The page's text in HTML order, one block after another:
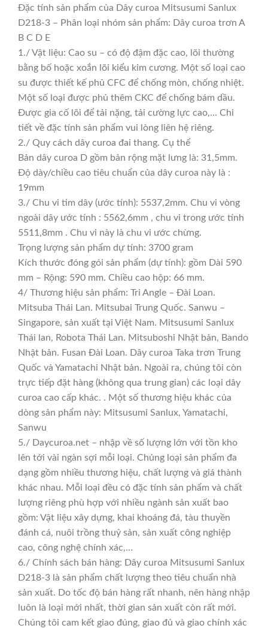
Đặc tính sản phẩm của Dây curoa Mitsusumi Sanlux
D218-3 – Phân loại nhóm sản phẩm: Dây curoa trơn A
B C D E
1./ Vật liệu: Cao su – có độ đậm đặc cao, lõi thường
bằng bố hoặc xoắn lõi kiểu kim cương. Một số loại cao
su được thiết kế phủ CFC để chống mòn, chống nhiệt.
Một số loại được phủ thêm CKC để chống bám dầu.
Được gia cố lõi để tải nặng, tải cường lực cao,… Chi
tiết về đặc tính sản phẩm vui lòng liên hệ riêng.
2./ Quy cách dây curoa đai thang. Cụ thể
Bản dây curoa D gồm bản rộng mặt lưng là: 31,5mm.
Độ dày/chiều cao tiêu chuẩn của dây curoa này là :
19mm
3./ Chu vi tim dây (ước tính): 5537,2mm. Chu vi vòng
ngoài dây ước tính : 5562,6mm , chu vi trong ước tính
5511,8mm . Chu vi này là chu vi ước chừng.
Trọng lượng sản phẩm dự tính: 3700 gram
Kích thước đóng gói sản phẩm (dự tính): gồm Dài 590
mm – Rộng: 590 mm. Chiều cao hộp: 66 mm.
4/ Thương hiệu sản phẩm: Tri Angle – Đài Loan.
Mitsuba Thái Lan. Mitsubai Trung Quốc. Sanwu –
Singapore, sản xuất tại Việt Nam. Mitsusumi Sanlux
Thái lan, Robota Thái Lan. Mitsuboshi Nhật bản, Bando
Nhật bản. Fusan Đài Loan. Dây curoa Taka trơn Trung
Quốc và Yamatachi Nhật bản. Ngoài ra, chúng tôi còn
trực tiếp đặt hàng (không qua trung gian) các loại dây
curoa cao cấp khác. . Một số thương hiệu khác của
dòng sản phẩm này: Mitsusumi Sanlux, Yamatachi,
Sanwu
5./ Daycuroa.net – nhập về số lượng lớn với tồn kho
lên tới vài ngàn sợi mỗi loại. Chủng loại sản phẩm đa
dạng gồm nhiều thương hiệu, chất lượng và giá thành
khác nhau. Mỗi loại đều có đặc tính sản phẩm và chất
lượng riêng phù hợp với nhiều ngành sản xuất bao
gồm: Vật liệu xây dựng, khai khoáng đá, tàu thuyền
đánh cá, nuôi trồng thuỷ sản, sản xuất công nghiệp
cao, công nghệ chính xác,…
6./ Chính sách bán hàng: Dây curoa Mitsusumi Sanlux
D218-3 là sản phẩm chất lượng theo tiêu chuẩn nhà
sản xuất. Do tốc độ bán hàng rất nhanh, nên hàng nhập
luôn là loại mới nhất, thời gian sản xuất còn rất mới.
Chúng tôi cam kết giao đúng, giao đủ và giao chính xác